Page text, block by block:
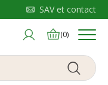
SAV et contact
(0) Menu